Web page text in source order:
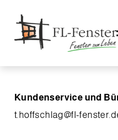
Kundenservice und
t.hoffschlag@fl-